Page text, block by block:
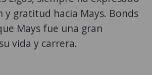
y gratitud hacia Mays. Bonds
Mays fue una gran
vida y carrera.